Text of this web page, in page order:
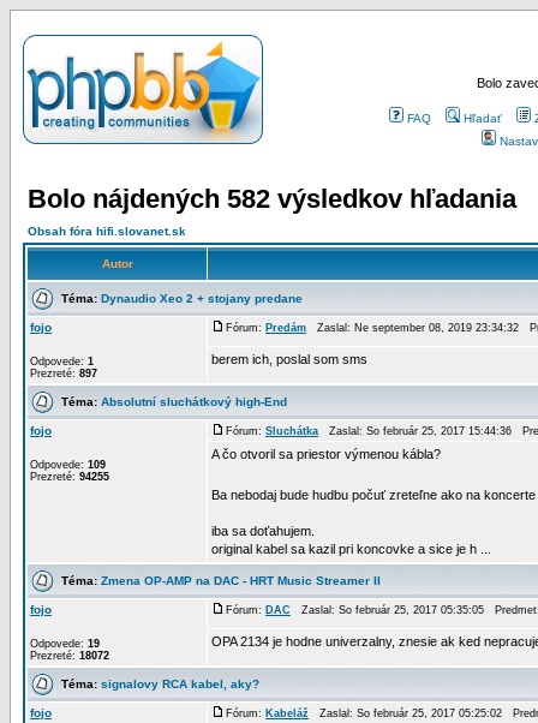
Bolo
FAQ Hľadať
Bolo nájdených 582 výsledkov hľadania
Obsah fóra hifi.slovanet.sk
Autor
Téma: Dynaudio Xeo 2 + stojany predane
fojo
Odpovede: 1
Prezreté: 897
Fórum: Predám Zaslal: Ne september 08, 2019 23:34:32
berem ich, poslal som sms
Téma: Absolutní sluchátkový high-End
fojo
Odpovede: 109
Prezreté: 94255
Fórum: Sluchátka Zaslal: So február 25, 2017 15:44:36
A čo otvoril sa priestor výmenou kábla?
Ba nebodaj bude hudbu počuť zreteľne ako na
iba sa doťahujem.
original kabel sa kazil pri koncovke a sice je h ...
Téma: Zmena OP-AMP na DAC - HRT Music Streamer II
fojo
Odpovede: 19
Prezreté: 18072
Fórum: DAC Zaslal: So február 25, 2017 05:35:05
OPA 2134 je hodne univerzalny, znesie ak ked
Téma: signalovy RCA kabel, aky?
fojo Fórum: Kabeláž Zaslal: So február 25, 2017 05:25:02